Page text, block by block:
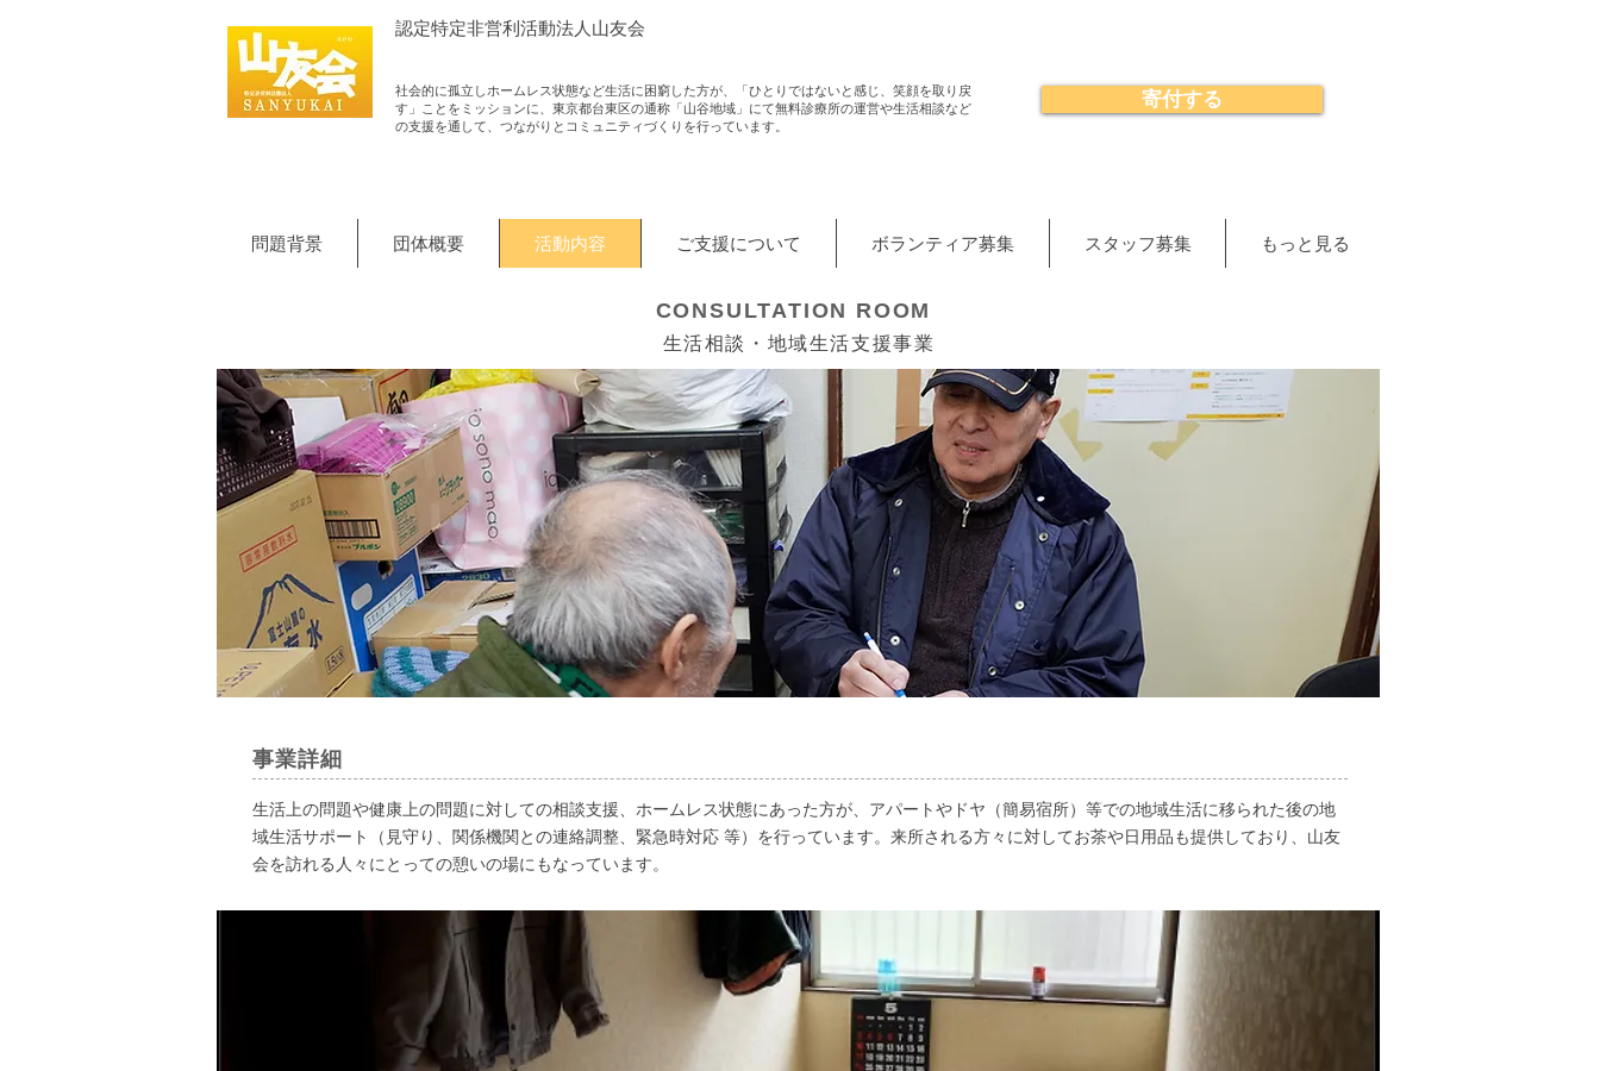
認定​特定非営利活動法人山友会
社会的に孤立しホームレス状態など生活に困窮した方が、「ひとりではないと感じ、笑顔を取り戻
す」ことをミッションに、東京都台東区の通称「山谷地域」にて無料診療所の運営や生活相談など
の支援を通して、つながりとコミュニティづくりを行っています。
寄付する
問題背景 団体概要 活動内容 ご支援について ボランティア募集 スタッフ募集 もっと見る
CONSULTATION ROOM
生活相談・地域生活支援事業
事業詳細
生活上の問題や健康上の問題に対しての相談支援、ホームレス状態にあった方が、アパートやドヤ（簡易宿所）等での地域生活に移られた後の地
域生活サポート（見守り、関係機関との連絡調整、緊急時対応 等）を行っています。来所される方々に対してお茶や日用品も提供しており、山友
会を訪れる人々にとっての憩いの場にもなっています。